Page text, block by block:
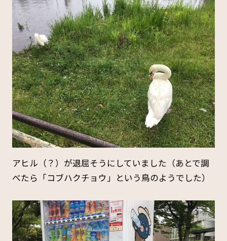
アヒル（？）が退屈そうにしていました（あとで調
べたら「コブハクチョウ」という鳥のようでした）